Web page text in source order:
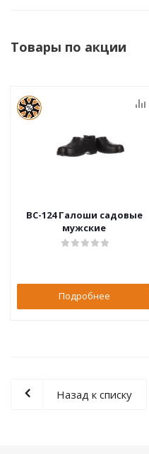
Товары по акции
ВС-124 Галоши садовые
мужские
Подробнее
Назад к списку